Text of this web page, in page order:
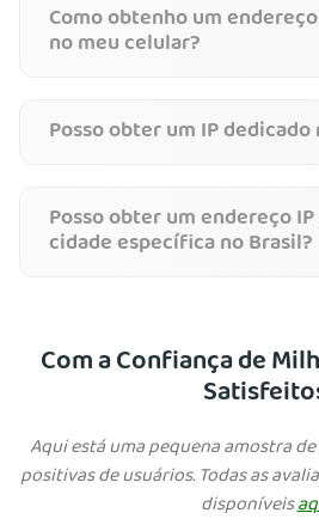
Como obtenho um
no meu celular?
Posso obter um IP dedicado
Posso obter um endereço
cidade específica no Brasil?
Com a Confiança de
Aqui está uma pequena amostra
positivas de usuários. Todas as
disponíveis